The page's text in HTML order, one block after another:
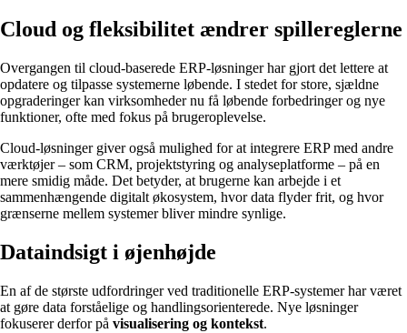
Cloud og fleksibilitet ændrer spillereglerne
Overgangen til cloud-baserede ERP-løsninger har gjort det lettere at
opdatere og tilpasse systemerne løbende. I stedet for store, sjældne
opgraderinger kan virksomheder nu få løbende forbedringer og nye
funktioner, ofte med fokus på brugeroplevelse.
Cloud-løsninger giver også mulighed for at integrere ERP med andre
værktøjer – som CRM, projektstyring og analyseplatforme – på en
mere smidig måde. Det betyder, at brugerne kan arbejde i et
sammenhængende digitalt økosystem, hvor data flyder frit, og hvor
grænserne mellem systemer bliver mindre synlige.
Dataindsigt i øjenhøjde
En af de største udfordringer ved traditionelle ERP-systemer har været
at gøre data forståelige og handlingsorienterede. Nye løsninger
fokuserer derfor på visualisering og kontekst.